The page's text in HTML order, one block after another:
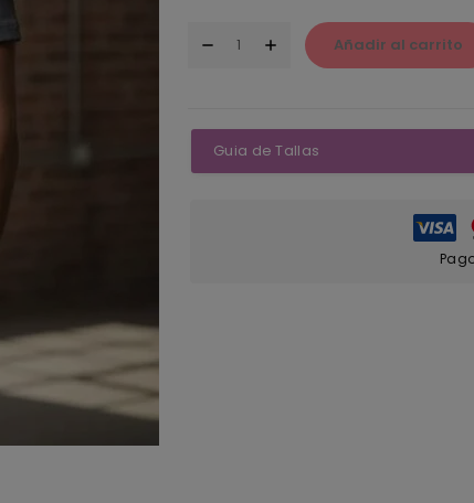
Añadir al carrito
Guia de Tallas